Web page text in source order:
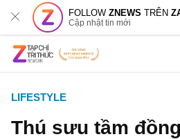
FOLLOWZNEWS TRÊN
Cập nhật tin mới
LIFESTYLE
Thú sưu tầm